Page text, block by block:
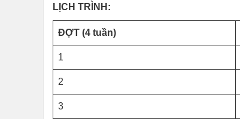
LỊCH TRÌNH:
ĐỢT (4 tuần)
1
2
3